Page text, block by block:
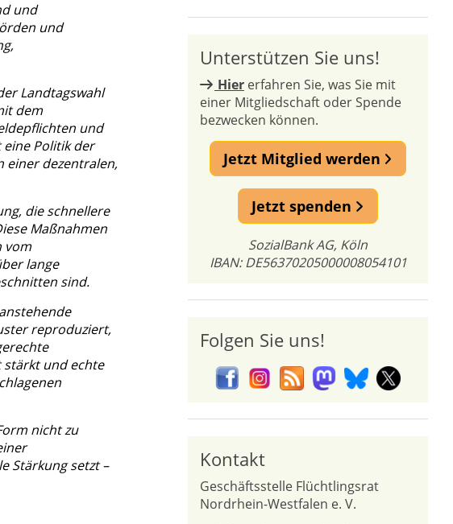
und
und
Landtagswahl
dem
und
Politik der
einer dezentralen,
die schnellere
Maßnahmen
vom
lange
sind.
reproduziert,
stärkt und echte
nicht zu
Stärkung setzt –
Unterstützen Sie uns!
Hier erfahren Sie, was Sie mit
einer Mitgliedschaft oder Spende
bezwecken können.
Jetzt Mitglied werden
Jetzt spenden
SozialBank AG, Köln
IBAN: DE56370205000008054101
Folgen Sie uns!
Kontakt
Geschäftsstelle Flüchtlingsrat
Nordrhein-Westfalen e. V.